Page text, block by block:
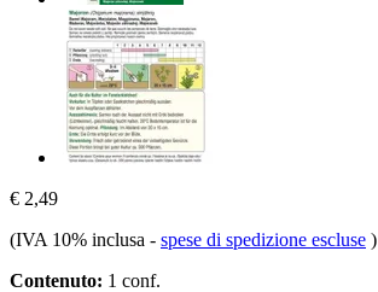
€ 2,49
(IVA 10% inclusa - spese di spedizione escluse )
Contenuto: 1 conf.